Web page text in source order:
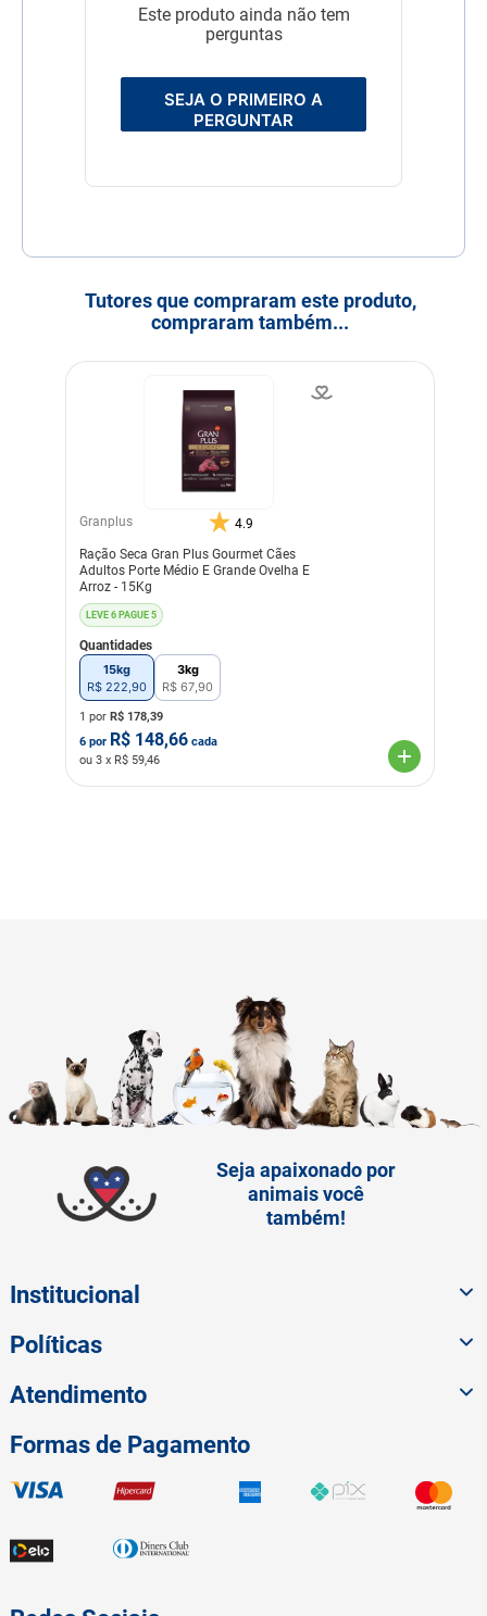
Este produto ainda não tem
perguntas
SEJA O PRIMEIRO A
PERGUNTAR
Tutores que compraram este produto,
compraram também...
Granplus 4.9
Ração Seca Gran Plus Gourmet Cães
Adultos Porte Médio E Grande Ovelha E
Arroz - 15Kg
LEVE 6 PAGUE 5
Quantidades
15kg
R$ 222,90
3kg
R$ 67,90
1 por R$ 178,39
6 por R$ 148,66 cada
ou 3 x R$ 59,46
Seja apaixonado por
animais você
também!
Institucional
Políticas
Atendimento
Formas de Pagamento